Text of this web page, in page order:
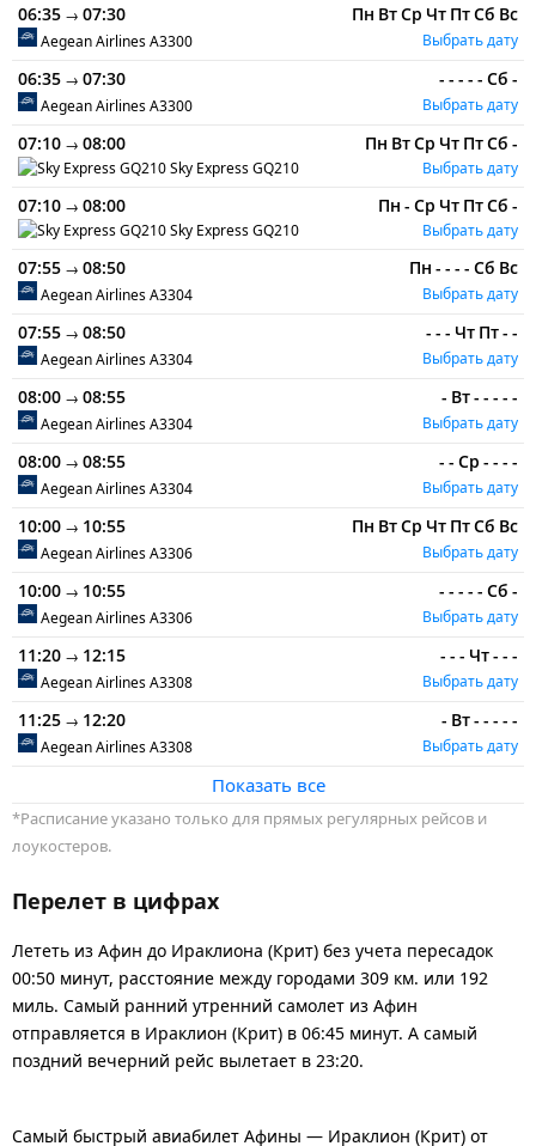
06:35 → 07:30
Aegean AirlinesA3300
Пн ВтСр Чт ПтСб Вс
Выбрать дату
06:35 → 07:30
Aegean AirlinesA3300
- - - - - Сб -
Выбрать дату
07:10 → 08:00
Sky ExpressGQ210
Пн ВтСр Чт ПтСб -
Выбрать дату
07:10 → 08:00
Sky ExpressGQ210
Пн - Ср Чт ПтСб -
Выбрать дату
07:55 → 08:50
Aegean AirlinesA3304
Пн - - - - Сб Вс
Выбрать дату
07:55 → 08:50
Aegean AirlinesA3304
- - - Чт Пт- -
Выбрать дату
08:00 → 08:55
Aegean AirlinesA3304
- Вт- - - - -
Выбрать дату
08:00 → 08:55
Aegean AirlinesA3304
- - Ср - - - -
Выбрать дату
10:00 → 10:55
Aegean AirlinesA3306
Пн ВтСр Чт ПтСб Вс
Выбрать дату
10:00 → 10:55
Aegean AirlinesA3306
- - - - - Сб -
Выбрать дату
11:20 → 12:15
Aegean AirlinesA3308
- - - Чт- - -
Выбрать дату
11:25 → 12:20
Aegean AirlinesA3308
- Вт- - - - -
Выбрать дату
Показать все
*Расписание указано только для прямых регулярных рейсов и
лоукостеров.
Перелет в цифрах
Лететь из Афин до Ираклиона (Крит) без учета пересадок
00:50 минут, расстояние между городами 309 км. или 192
миль. Самый ранний утренний самолет из Афин
отправляется в Ираклион (Крит) в 06:45 минут. А самый
поздний вечерний рейс вылетает в 23:20.
Самый быстрый авиабилет Афины — Ираклион (Крит) от